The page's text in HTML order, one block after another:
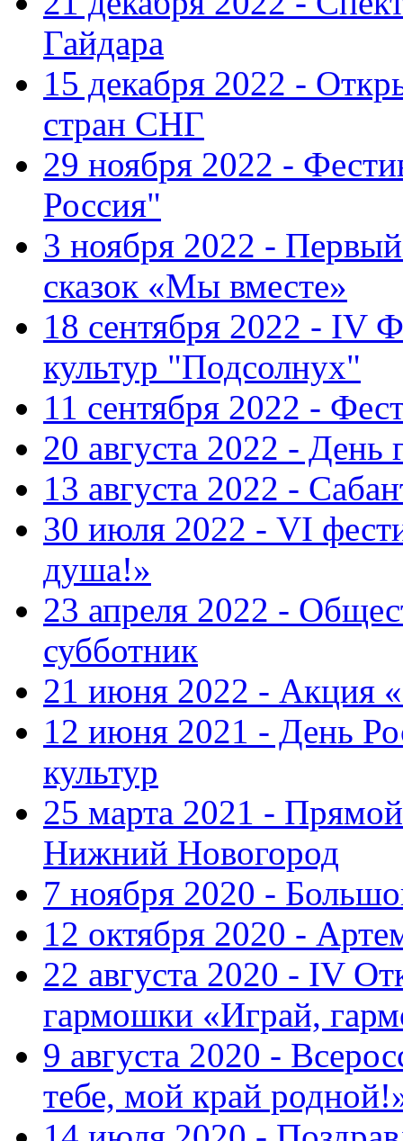
Гайдара
15 декабря 2022 -
стран СНГ
29 ноября 2022 -
Россия"
3 ноября 2022 -
сказок «Мы вместе»
18 сентября 2022 - IV
культур "Подсолнух"
11 сентября 2022 -
20 августа 2022 - День
13 августа 2022 -
30 июля 2022 - VI
душа!»
23 апреля 2022 -
субботник
21 июня 2022 - Акция
12 июня 2021 - День
культур
25 марта 2021 -
Нижний Новогород
7 ноября 2020 -
12 октября 2020 -
22 августа 2020 - IV
гармошки «Играй,
9 августа 2020 -
тебе, мой край